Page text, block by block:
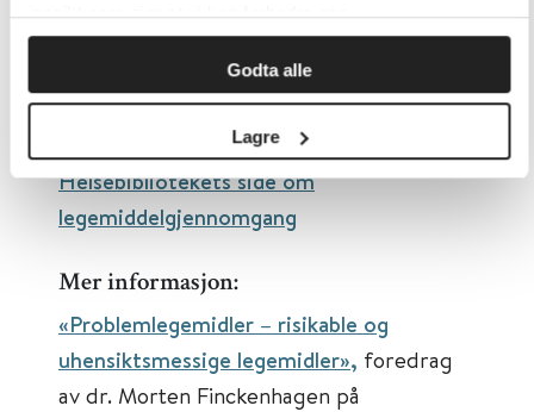
innsikt som gjør at vi kan forbedre oss.
Godta alle
Lagre
STOPPFrail– avmedisinering av
skrøpelige eldre med begrenset
Helsebibliotekets side om
legemiddelgjennomgang
Mer informasjon:
«Problemlegemidler – risikable og
uhensiktsmessige legemidler», foredrag
av dr. Morten Finckenhagen på